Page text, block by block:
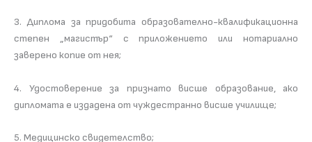
3. Диплома за придобита образователно-квалификационна
степен „магистър“ с приложението или нотариално
заверено копие от нея;
4. Удостоверение за признато висше образование, ако
дипломата е издадена от чуждестранно висше училище;
5. Медицинско свидетелство;